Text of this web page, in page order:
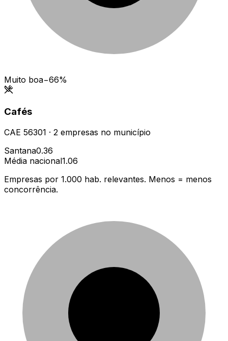
Muito boa−66%
Cafés
CAE 56301 · 2 empresas no município
Santana0.36
Média nacional1.06
Empresas por 1.000 hab. relevantes. Menos = menos
concorrência.